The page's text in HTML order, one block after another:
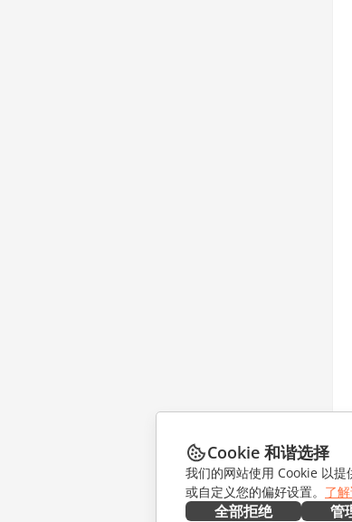
Cookie 和谐选择
我们的网站使用 Cookie 以
或自定义您的偏好设置。 了
全部拒绝 管